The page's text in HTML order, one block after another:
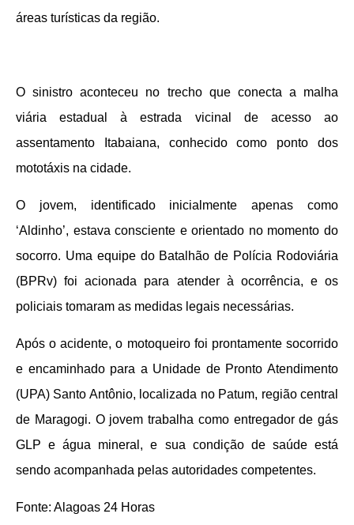
áreas turísticas da região.
O sinistro aconteceu no trecho que conecta a malha
viária estadual à estrada vicinal de acesso ao
assentamento Itabaiana, conhecido como ponto dos
mototáxis na cidade.
O jovem, identificado inicialmente apenas como
‘Aldinho’, estava consciente e orientado no momento do
socorro. Uma equipe do Batalhão de Polícia Rodoviária
(BPRv) foi acionada para atender à ocorrência, e os
policiais tomaram as medidas legais necessárias.
Após o acidente, o motoqueiro foi prontamente socorrido
e encaminhado para a Unidade de Pronto Atendimento
(UPA) Santo Antônio, localizada no Patum, região central
de Maragogi. O jovem trabalha como entregador de gás
GLP e água mineral, e sua condição de saúde está
sendo acompanhada pelas autoridades competentes.
Fonte: Alagoas 24 Horas